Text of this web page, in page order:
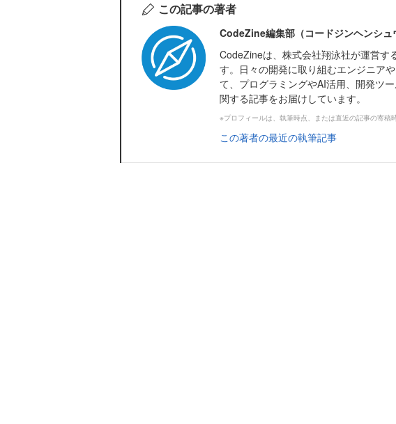
この記事の著者
CodeZine編集部（コードジンヘンシュ
CodeZineは、株式会社翔泳社が運営す
す。日々の開発に取り組むエンジニア
て、プログラミングやAI活用、開発ツ
関する記事をお届けしています。
※プロフィールは、執筆時点、または直近の記事の寄稿
この著者の最近の執筆記事